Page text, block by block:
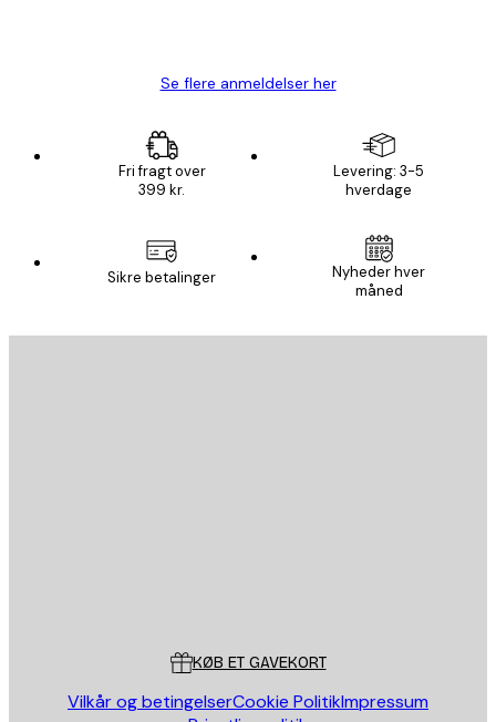
Se flere anmeldelser her
Fri fragt over
399 kr.
Levering: 3-5
hverdage
Sikre betalinger
Nyheder hver
måned
KØB ET GAVEKORT
Vilkår og betingelserCookie PolitikImpressum